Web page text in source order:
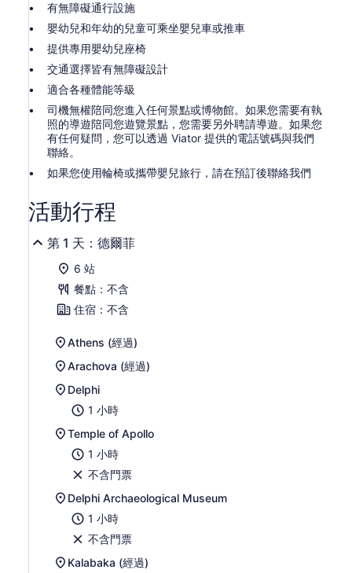
可
享
更
有無障礙通行設施
嬰幼兒和年幼的兒童可乘坐嬰兒車或推車
提供專用嬰幼兒座椅
交通選擇皆有無障礙設計
適合各種體能等級
司機無權陪同您進入任何景點或博物館。如果您需要有執
照的導遊陪同您遊覽景點，您需要另外聘請導遊。如果您
有任何疑問，您可以透過 Viator 提供的電話號碼與我們
聯絡。
如果您使用輪椅或攜帶嬰兒旅行，請在預訂後聯絡我們
活動行程
第 1 天：德爾菲
6 站
餐點：不含
住宿：不含
Athens (經過)
Arachova (經過)
Delphi
1 小時
Temple of Apollo
1 小時
不含門票
Delphi Archaeological Museum
1 小時
不含門票
Kalabaka (經過)